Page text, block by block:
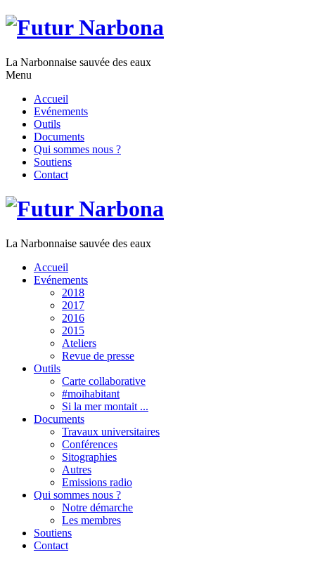
La Narbonnaise sauvée des eaux
Menu
Accueil
Evénements
Outils
Documents
Qui sommes nous ?
Soutiens
Contact
La Narbonnaise sauvée des eaux
Accueil
Evénements
2018
2017
2016
2015
Ateliers
Revue de presse
Outils
Carte collaborative
#moihabitant
Si la mer montait ...
Documents
Travaux universitaires
Conférences
Sitographies
Autres
Emissions radio
Qui sommes nous ?
Notre démarche
Les membres
Soutiens
Contact